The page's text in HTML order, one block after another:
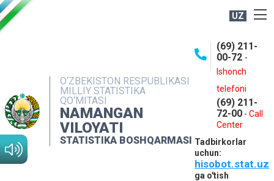
UZ
O‘ZBEKISTON RESPUBLIKASI
MILLIY STATISTIKA
QO‘MITASI
NAMANGAN
VILOYATI
STATISTIKA BOSHQARMASI
(69) 211-
00-72 -
Ishonch
telefoni
(69) 211-
72-00 - Call
Center
Tadbirkorlar
uchun:
hisobot.stat.uz
ga o'tish
NASHRLAR
INTERAKTIV XIZMATLAR
MATBUOT XIZMATI
MUROJAATLAR